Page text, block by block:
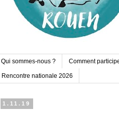
Qui sommes-nous ? Comment
Rencontre nationale 2026
1.11.19